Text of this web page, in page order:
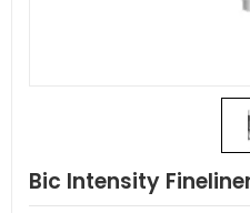
Bic Intensity